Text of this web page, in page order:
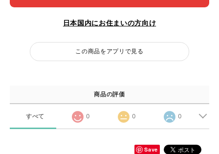
日本国内にお住まいの方向け
この商品をアプリで見る
商品の評価
すべて 0 0 0
Save